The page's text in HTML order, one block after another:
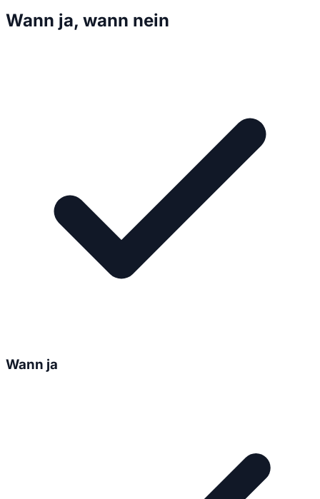
Wann ja, wann nein
Wann ja